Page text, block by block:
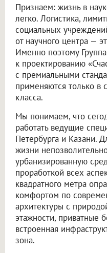
Признаем: жизнь в
легко. Логистика,
социальных
от научного центра —
Именно поэтому
к проектированию
с премиальными
применяются только в
класса.
Мы понимаем, что
работать ведущие
Петербурга и Казани.
жизни
урбанизированную
проработкой всех
квадратного метра
комфортом по
архитектуры с
этажности, приватные
встроенная
зона.